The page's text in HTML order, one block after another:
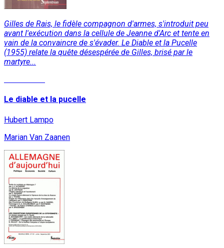
Gilles de Rais, le fidèle compagnon d'armes, s'introduit peu
avant l'exécution dans la cellule de Jeanne d'Arc et tente en
vain de la convaincre de s'évader. Le Diable et la Pucelle
(1955) relate la quête désespérée de Gilles, brisé par le
martyre...
Le diable et la pucelle
Hubert Lampo
Marian Van Zaanen